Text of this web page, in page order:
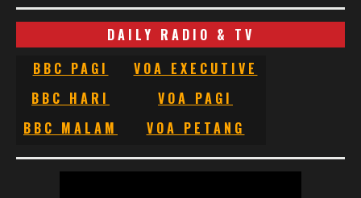
DAILY RADIO & TV
BBC PAGI
VOA EXECUTIVE
BBC HARI
VOA PAGI
BBC MALAM
VOA PETANG